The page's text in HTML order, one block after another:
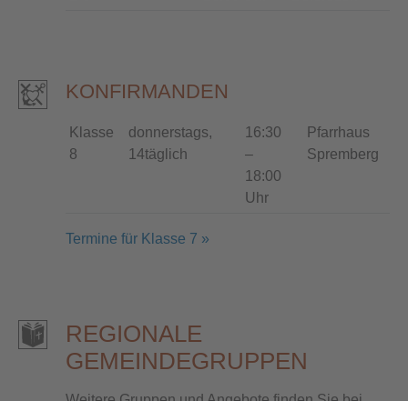
KONFIRMANDEN
Klasse
8
donnerstags,
14täglich
16:30
–
18:00
Uhr
Pfarrhaus
Spremberg
Termine für Klasse 7 »
REGIONALE
GEMEINDEGRUPPEN